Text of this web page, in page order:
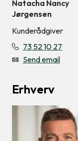
Natacha Nancy
Jørgensen
Kunderådgiver
73 52 10 27
Send email
Erhverv